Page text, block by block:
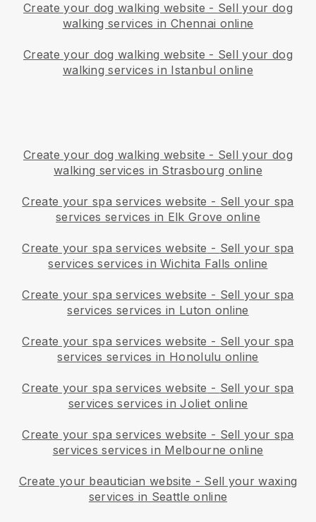
Create your dog walking website - Sell your dog
walking services in Chennai online
Create your dog walking website - Sell your dog
walking services in Istanbul online
Create your dog walking website - Sell your dog
walking services in Strasbourg online
Create your spa services website - Sell your spa
services services in Elk Grove online
Create your spa services website - Sell your spa
services services in Wichita Falls online
Create your spa services website - Sell your spa
services services in Luton online
Create your spa services website - Sell your spa
services services in Honolulu online
Create your spa services website - Sell your spa
services services in Joliet online
Create your spa services website - Sell your spa
services services in Melbourne online
Create your beautician website - Sell your waxing
services in Seattle online